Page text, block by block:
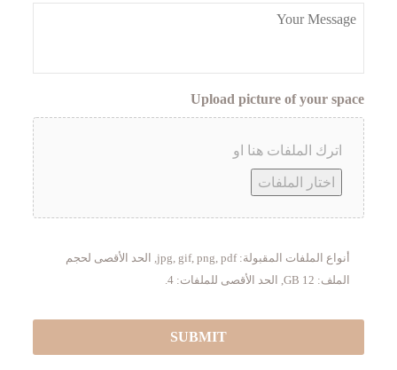
Upload picture of your space
اترك الملفات هنا او
اختار الملفات
أنواع الملفات المقبولة: jpg, gif, png, pdf, الحد الأقصى لحجم
الملف: 12 GB, الحد الأقصى للملفات: 4.